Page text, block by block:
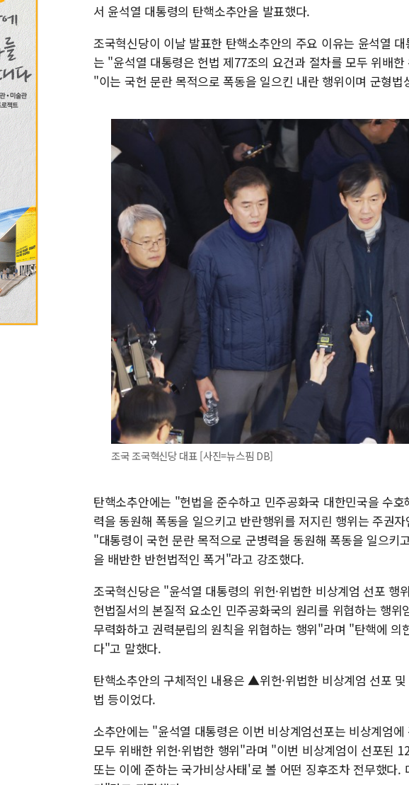
병무청, 보충역 전면 손질… 예술·체육요원 최
서 윤석열 대통령의 탄핵소추안을 발표했다.
조국혁신당이 이날 발표한 탄핵소추안의 주요 이유는 윤석열
는 "윤석열 대통령은 헌법 제77조의 요건과 절차를 모두 위배
"이는 국헌 문란 목적으로 폭동을 일으킨 내란 행위이며 군형
조국 조국혁신당 대표 [사진=뉴스핌 DB]
탄핵소추안에는 "헌법을 준수하고 민주공화국 대한민국을 수
력을 동원해 폭동을 일으키고 반란행위를 저지린 행위는 주권
"대통령이 국헌 문란 목적으로 군병력을 동원해 폭동을 일으키
을 배반한 반헌법적인 폭거"라고 강조했다.
조국혁신당은 "윤석열 대통령의 위헌·위법한 비상계엄 선포 행
헌법질서의 본질적 요소인 민주공화국의 원리를 위협하는 행
무력화하고 권력분립의 원칙을 위협하는 행위"라며 "탄핵에 의
다"고 말했다.
탄핵소추안의 구체적인 내용은 ▲위헌·위법한 비상계엄 선포
법 등이었다.
소추안에는 "윤석열 대통령은 이번 비상계엄선포는 비상계엄
모두 위배한 위헌·위법한 행위"라며 "이번 비상계엄이 선포된
또는 이에 준하는 국가비상사태'로 볼 어떤 징후조차 전무했다.